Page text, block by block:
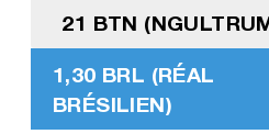
21 BTN
1,30 BRL (RÉAL
BRÉSILIEN)